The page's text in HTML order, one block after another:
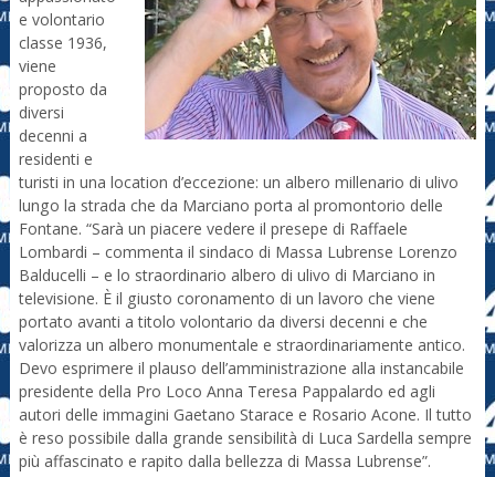
e volontario
classe 1936,
viene
proposto da
diversi
decenni a
residenti e
turisti in una location d’eccezione: un albero millenario di ulivo
lungo la strada che da Marciano porta al promontorio delle
Fontane. “Sarà un piacere vedere il presepe di Raffaele
Lombardi – commenta il sindaco di Massa Lubrense Lorenzo
Balducelli – e lo straordinario albero di ulivo di Marciano in
televisione. È il giusto coronamento di un lavoro che viene
portato avanti a titolo volontario da diversi decenni e che
valorizza un albero monumentale e straordinariamente antico.
Devo esprimere il plauso dell’amministrazione alla instancabile
presidente della Pro Loco Anna Teresa Pappalardo ed agli
autori delle immagini Gaetano Starace e Rosario Acone. Il tutto
è reso possibile dalla grande sensibilità di Luca Sardella sempre
più affascinato e rapito dalla bellezza di Massa Lubrense”.